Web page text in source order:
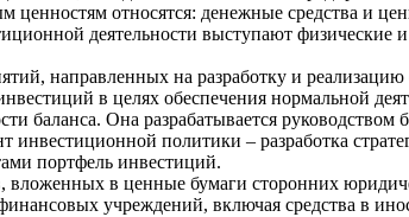
ценностям относятся: денежные средства и
деятельности выступают физические
направленных на разработку и
в целях обеспечения нормальной
баланса. Она разрабатывается руководством
политики – разработка
портфель инвестиций.
в ценные бумаги сторонних
учреждений, включая средства в